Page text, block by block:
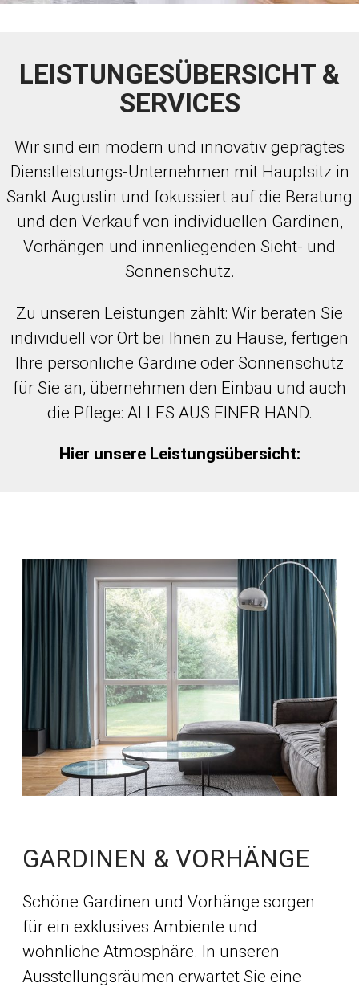
LEISTUNGESÜBERSICHT &
SERVICES
Wir sind ein modern und innovativ geprägtes
Dienstleistungs-Unternehmen mit Hauptsitz in
Sankt Augustin und fokussiert auf die Beratung
und den Verkauf von individuellen Gardinen,
Vorhängen und innenliegenden Sicht- und
Sonnenschutz.
Zu unseren Leistungen zählt: Wir beraten Sie
individuell vor Ort bei Ihnen zu Hause, fertigen
Ihre persönliche Gardine oder Sonnenschutz
für Sie an, übernehmen den Einbau und auch
die Pflege: ALLES AUS EINER HAND.
Hier unsere Leistungsübersicht:
GARDINEN & VORHÄNGE
Schöne Gardinen und Vorhänge sorgen
für ein exklusives Ambiente und
wohnliche Atmosphäre. In unseren
Ausstellungsräumen erwartet Sie eine